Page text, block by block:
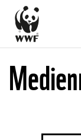
Direkt
zum
Inhalt